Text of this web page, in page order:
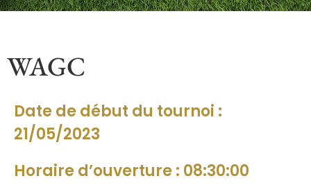
WAGC
Date de début du tournoi :
21/05/2023
Horaire d’ouverture : 08:30:00